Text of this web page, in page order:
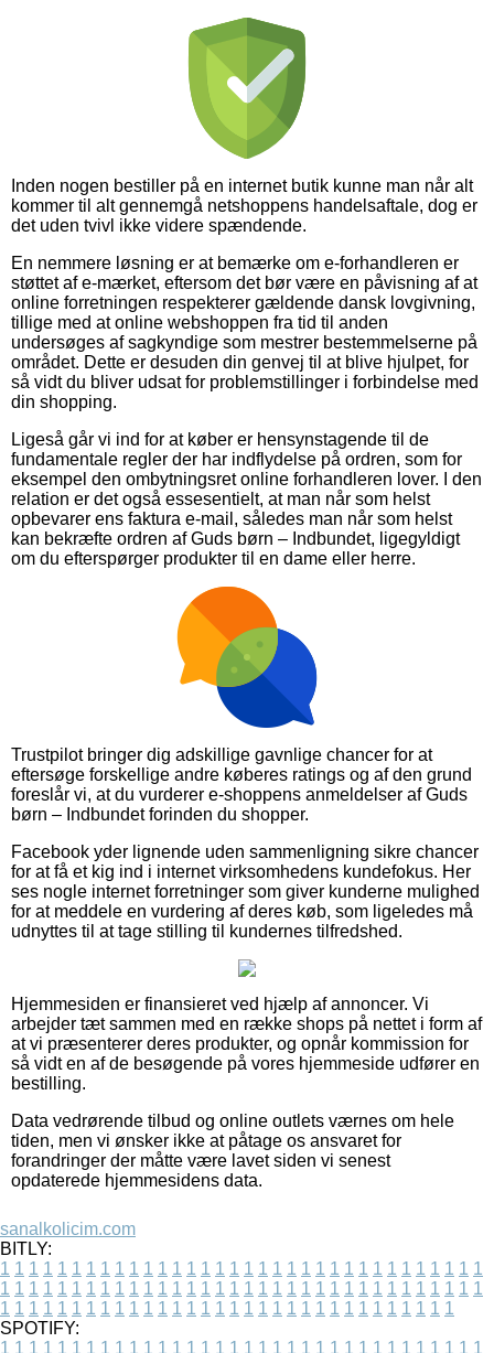
Inden nogen bestiller på en internet butik kunne man når alt
kommer til alt gennemgå netshoppens handelsaftale, dog er
det uden tvivl ikke videre spændende.
En nemmere løsning er at bemærke om e-forhandleren er
støttet af e-mærket, eftersom det bør være en påvisning af at
online forretningen respekterer gældende dansk lovgivning,
tillige med at online webshoppen fra tid til anden
undersøges af sagkyndige som mestrer bestemmelserne på
området. Dette er desuden din genvej til at blive hjulpet, for
så vidt du bliver udsat for problemstillinger i forbindelse med
din shopping.
Ligeså går vi ind for at køber er hensynstagende til de
fundamentale regler der har indflydelse på ordren, som for
eksempel den ombytningsret online forhandleren lover. I den
relation er det også essesentielt, at man når som helst
opbevarer ens faktura e-mail, således man når som helst
kan bekræfte ordren af Guds børn – Indbundet, ligegyldigt
om du efterspørger produkter til en dame eller herre.
Trustpilot bringer dig adskillige gavnlige chancer for at
eftersøge forskellige andre køberes ratings og af den grund
foreslår vi, at du vurderer e-shoppens anmeldelser af Guds
børn – Indbundet forinden du shopper.
Facebook yder lignende uden sammenligning sikre chancer
for at få et kig ind i internet virksomhedens kundefokus. Her
ses nogle internet forretninger som giver kunderne mulighed
for at meddele en vurdering af deres køb, som ligeledes må
udnyttes til at tage stilling til kundernes tilfredshed.
Hjemmesiden er finansieret ved hjælp af annoncer. Vi
arbejder tæt sammen med en række shops på nettet i form af
at vi præsenterer deres produkter, og opnår kommission for
så vidt en af de besøgende på vores hjemmeside udfører en
bestilling.
Data vedrørende tilbud og online outlets værnes om hele
tiden, men vi ønsker ikke at påtage os ansvaret for
forandringer der måtte være lavet siden vi senest
opdaterede hjemmesidens data.
sanalkolicim.com
BITLY:
1 1 1 1 1 1 1 1 1 1 1 1 1 1 1 1 1 1 1 1 1 1 1 1 1 1 1 1 1 1 1 1 1 1
1 1 1 1 1 1 1 1 1 1 1 1 1 1 1 1 1 1 1 1 1 1 1 1 1 1 1 1 1 1 1 1 1 1
1 1 1 1 1 1 1 1 1 1 1 1 1 1 1 1 1 1 1 1 1 1 1 1 1 1 1 1 1 1 1 1
SPOTIFY:
1 1 1 1 1 1 1 1 1 1 1 1 1 1 1 1 1 1 1 1 1 1 1 1 1 1 1 1 1 1 1 1 1 1